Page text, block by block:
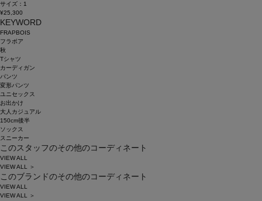
サイズ：1
¥25,300
KEYWORD
FRAPBOIS
フラボア
秋
Tシャツ
カーディガン
パンツ
変形パンツ
ユニセックス
お出かけ
大人カジュアル
150cm後半
ソックス
スニーカー
このスタッフのその他のコーディネート
VIEW ALL
VIEW ALL ＞
このブランドのその他のコーディネート
VIEW ALL
VIEW ALL ＞